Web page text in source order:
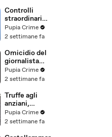
elettriche e
mezzi
sostenibili
anche sulle
isole
(25.07.26)
Controlli
straordinari
della Polizia a
Milano e
arresti, 29
denunce e
oltre 7mila
persone
identificate
(25.07.26)
Pupia Crime
2 settimane fa
Omicidio del
giornalista
Luca
Esposito:
killer, è un
26enne
tunisino
(25.07.26)
Pupia Crime
2 settimane fa
Truffe agli
anziani,
arrestato il
telefonista
Pupia Crime
2 settimane fa